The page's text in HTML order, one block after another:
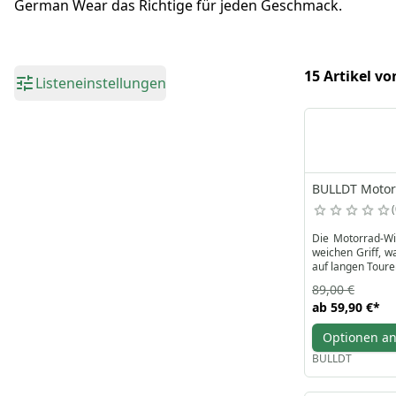
German Wear das Richtige für jeden Geschmack.
Listeneinstellungen 15 Artikel
BULLDT
Die Motorrad-
weichen Griff,
auf langen
einen stilvollen
offene Tasche
Diese von
zusätzlichen
und Raffinesse
ab 59,90 €*
89,00 €
Optionen
BULLDT